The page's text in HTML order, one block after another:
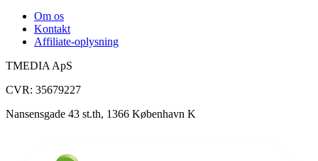
Om os
Kontakt
Affiliate-oplysning
TMEDIA ApS
CVR: 35679227
Nansensgade 43 st.th, 1366 København K